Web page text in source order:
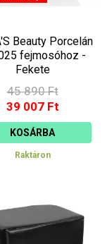
Beauty Porcelán
fejmosóhoz -
Fekete
45 890 Ft
39 007 Ft
KOSÁRBA
Raktáron